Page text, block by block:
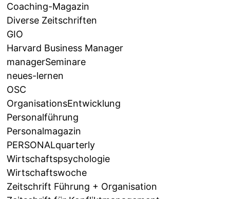
Coaching-Magazin
Diverse Zeitschriften
GIO
Harvard Business Manager
managerSeminare
neues-lernen
OSC
OrganisationsEntwicklung
Personalführung
Personalmagazin
PERSONALquarterly
Wirtschaftspsychologie
Wirtschaftswoche
Zeitschrift Führung + Organisation